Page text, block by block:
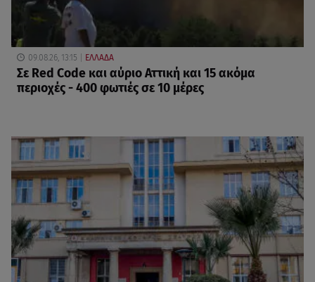
09.08.26, 13:15 ΕΛΛΑΔΑ
Σε Red Code και αύριο Αττική και 15 ακόμα
περιοχές - 400 φωτιές σε 10 μέρες